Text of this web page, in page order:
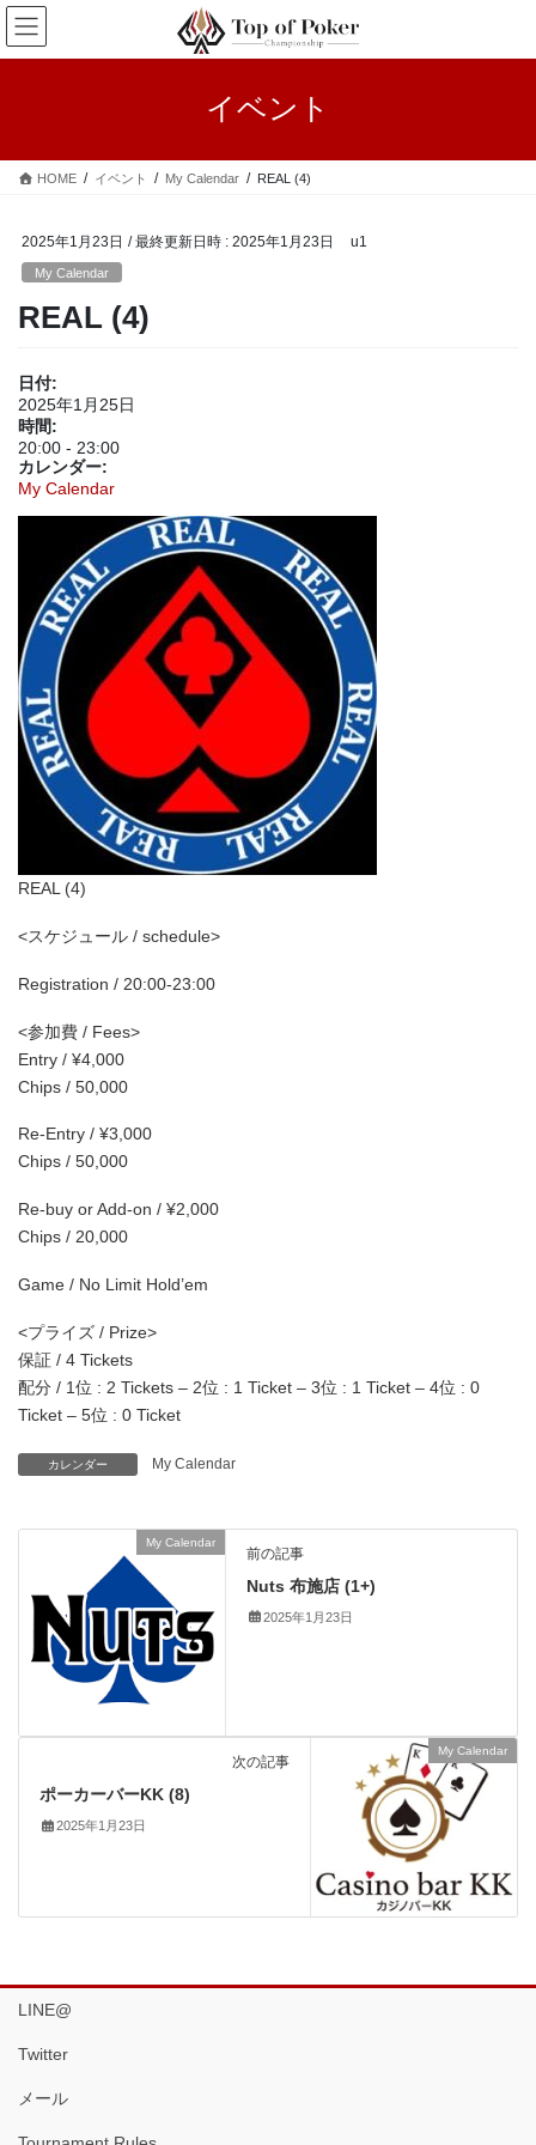
コ
ン
テ
ス
ナ
ビ
ゲ
ン
イベント
HOME イベント My Calendar REAL (4)
2025年1月23日 / 最終更新日時 : 2025年1月23日 u1
My Calendar
REAL (4)
日付:
2025年1月25日
時間:
20:00 - 23:00
カレンダー:
My Calendar
REAL (4)
<スケジュール / schedule>
Registration / 20:00-23:00
<参加費 / Fees>
Entry / ¥4,000
Chips / 50,000
Re-Entry / ¥3,000
Chips / 50,000
Re-buy or Add-on / ¥2,000
Chips / 20,000
Game / No Limit Hold’em
<プライズ / Prize>
保証 / 4 Tickets
配分 / 1位 : 2 Tickets – 2位 : 1 Ticket – 3位 : 1 Ticket – 4位 : 0
Ticket – 5位 : 0 Ticket
カレンダー My Calendar
My Calendar
前の記事
Nuts 布施店 (1+)
2025年1月23日
My Calendar
次の記事
ポーカーバーKK (8)
2025年1月23日
LINE@
Twitter
メール